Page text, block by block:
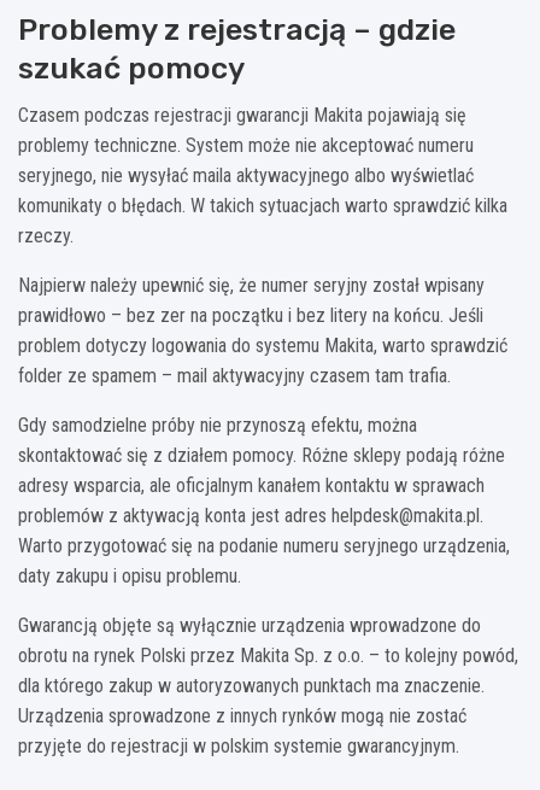
Problemy z rejestracją – gdzie
szukać pomocy
Czasem podczas rejestracji gwarancji Makita pojawiają się
problemy techniczne. System może nie akceptować numeru
seryjnego, nie wysyłać maila aktywacyjnego albo wyświetlać
komunikaty o błędach. W takich sytuacjach warto sprawdzić kilka
rzeczy.
Najpierw należy upewnić się, że numer seryjny został wpisany
prawidłowo – bez zer na początku i bez litery na końcu. Jeśli
problem dotyczy logowania do systemu Makita, warto sprawdzić
folder ze spamem – mail aktywacyjny czasem tam trafia.
Gdy samodzielne próby nie przynoszą efektu, można
skontaktować się z działem pomocy. Różne sklepy podają różne
adresy wsparcia, ale oficjalnym kanałem kontaktu w sprawach
problemów z aktywacją konta jest adres helpdesk@makita.pl.
Warto przygotować się na podanie numeru seryjnego urządzenia,
daty zakupu i opisu problemu.
Gwarancją objęte są wyłącznie urządzenia wprowadzone do
obrotu na rynek Polski przez Makita Sp. z o.o. – to kolejny powód,
dla którego zakup w autoryzowanych punktach ma znaczenie.
Urządzenia sprowadzone z innych rynków mogą nie zostać
przyjęte do rejestracji w polskim systemie gwarancyjnym.